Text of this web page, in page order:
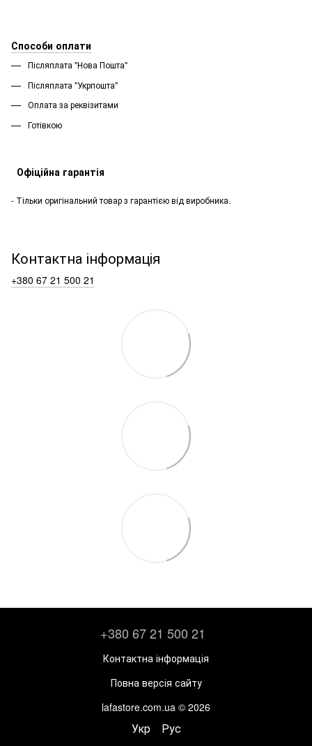
Способи оплати
Післяплата "Нова Пошта"
Післяплата "Укрпошта''
Оплата за реквізитами
Готівкою
Офіційна гарантія
- Тільки оригінальний товар з гарантією від виробника.
Контактна інформація
+380 67 21 500 21
+380 67 21 500 21
Контактна інформація
Повна версія сайту
lafastore.com.ua © 2026
Укр Рус